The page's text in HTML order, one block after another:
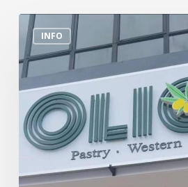
INFO
Tempat
Makan
Menarik
Di
Sekitar
Sungai
Buloh
(Olios)